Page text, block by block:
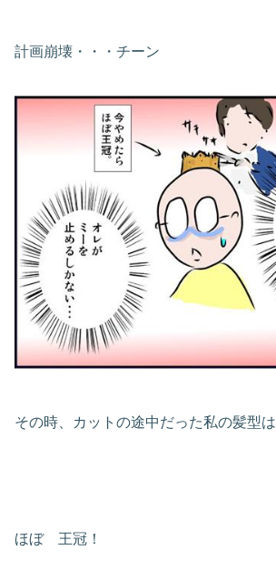
計画崩壊・・・チーン
その時、カットの途中だった私の髪型は
ほぼ 王冠！